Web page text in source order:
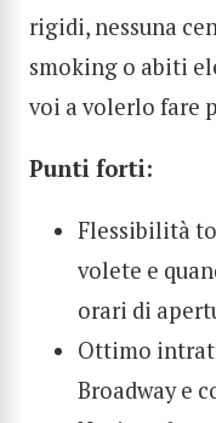
rigidi, nessuna
smoking o abiti
voi a volerlo fare
Punti forti:
Flessibilità
volete e
orari di
Ottimo
Broadway e